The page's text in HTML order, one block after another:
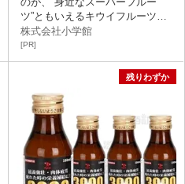
ツ”ともいえるキウイフルーツを
活用した「塩キウイ」
株式会社小学館
[PR]
残りわずか